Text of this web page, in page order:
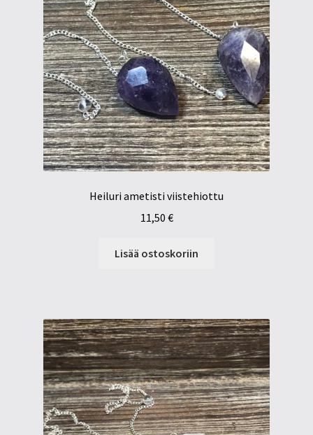
Heiluri ametisti viistehiottu
11,50 €
Lisää ostoskoriin